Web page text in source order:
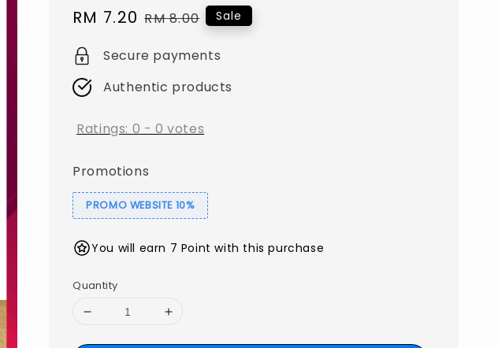
Sale
price
RM 7.20 Regular
RM 8.00 Sale
Secure payments
Authentic products
Ratings: 0 -0 votes
Promotions
PROMO WEBSITE 10%
You will earn 7 Point with this purchase
Quantity